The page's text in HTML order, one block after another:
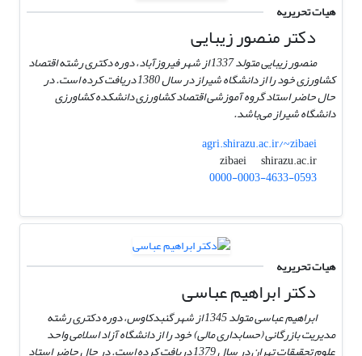
هیات تحریریه
دکتر منصور زیبایی
منصور زیبایی متولد 1337 از شهر فیروزآباد، دوره دکتری رشته اقتصاد
کشاورزی خود را از دانشگاه شیراز در سال 1380 دریافت کرده است. در
حال حاضر استاد گروه آموزشی اقتصاد کشاورزی دانشکده کشاورزی
دانشگاه شیراز می‌باشد.
agri.shirazu.ac.ir/~zibaei
zibaei
shirazu.ac.ir
0000-0003-4633-0593
هیات تحریریه
دکتر ابراهیم عباسی
ابراهیم عباسی متولد 1345 از شهر گنبدکاوس، دوره دکتری رشته
مدیریت بازرگانی (حسابداری مالی) خود را از دانشگاه آزاد اسلامی واحد
علوم تحقیقات تهران در سال 1379 دریافت کرده است. در حال حاضر استاد